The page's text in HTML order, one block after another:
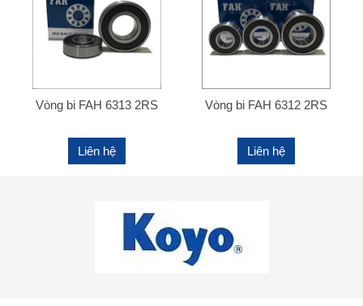
Vòng bi FAH 6313 2RS
Liên hệ
Vòng bi FAH 6312 2RS
Liên hệ